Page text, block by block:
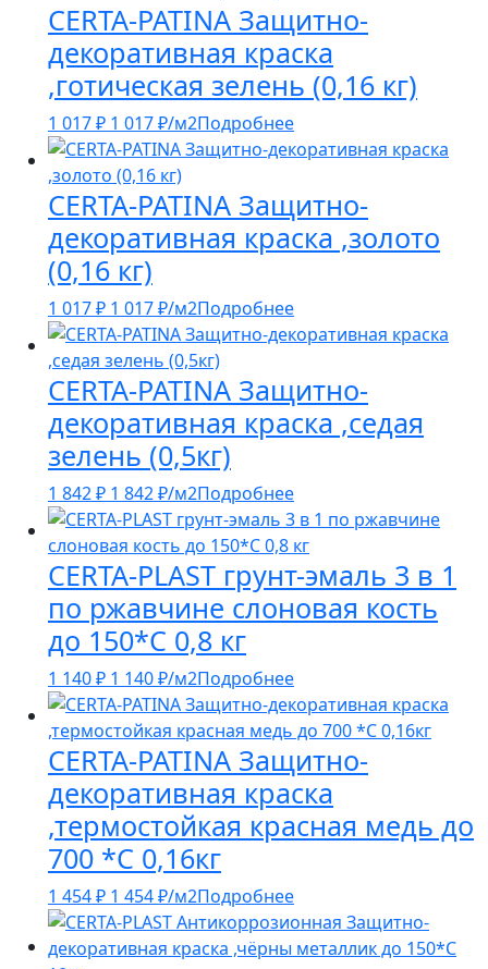
CERTA-PATINA Защитно-
декоративная краска
,готическая зелень (0,16 кг)
1 017₽ 1 017₽/м2Подробнее
CERTA-PATINA Защитно-
декоративная краска ,золото
(0,16 кг)
1 017₽ 1 017₽/м2Подробнее
CERTA-PATINA Защитно-
декоративная краска ,седая
зелень (0,5кг)
1 842₽ 1 842₽/м2Подробнее
CERTA-PLAST грунт-эмаль 3 в 1
по ржавчине слоновая кость
до 150*С 0,8 кг
1 140₽ 1 140₽/м2Подробнее
CERTA-PATINA Защитно-
декоративная краска
,термостойкая красная медь до
700 *С 0,16кг
1 454₽ 1 454₽/м2Подробнее